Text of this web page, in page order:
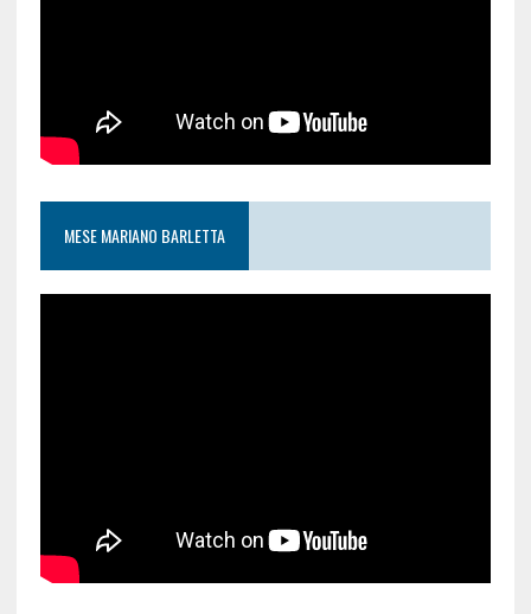
MESE MARIANO BARLETTA